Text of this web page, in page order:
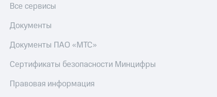
Все сервисы
Документы
Документы ПАО «МТС»
Сертификаты безопасности Минцифры
Правовая информация